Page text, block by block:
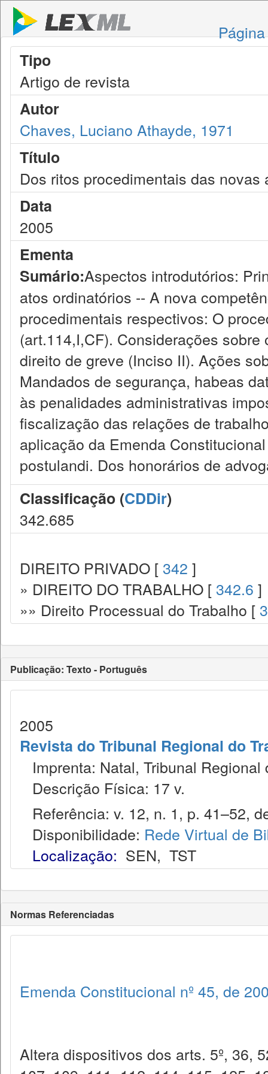
Tipo
Artigo de revista
Autor
Chaves, Luciano Athayde, 1971
Título
Dos ritos procedimentais das
Data
2005
Ementa
Sumário:Aspectos introdutórios:
atos ordinatórios -- A nova
procedimentais respectivos: O
(art.114,I,CF). Considerações
direito de greve (Inciso II). Ações
Mandados de segurança, habeas
às penalidades administrativas
fiscalização das relações de
aplicação da Emenda
postulandi. Dos honorários de
Classificação (CDDir)
342.685
DIREITO PRIVADO [ 342 ]
» DIREITO DO TRABALHO [ 342.6 ]
»» Direito Processual do Trabalho [
Publicação: Texto - Português
2005
Revista do Tribunal Regional do
Imprenta: Natal, Tribunal
Descrição Física: 17 v.
Referência: v. 12, n. 1, p. 41–52,
Disponibilidade: Rede Virtual de
Localização: SEN, TST
Normas Referenciadas
Emenda Constitucional nº 45, de
Altera dispositivos dos arts. 5º, 36,